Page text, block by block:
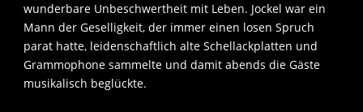
wunderbare Unbeschwertheit mit Leben. Jockel war ein
Mann der Geselligkeit, der immer einen losen Spruch
parat hatte, leidenschaftlich alte Schellackplatten und
Grammophone sammelte und damit abends die Gäste
musikalisch beglückte.